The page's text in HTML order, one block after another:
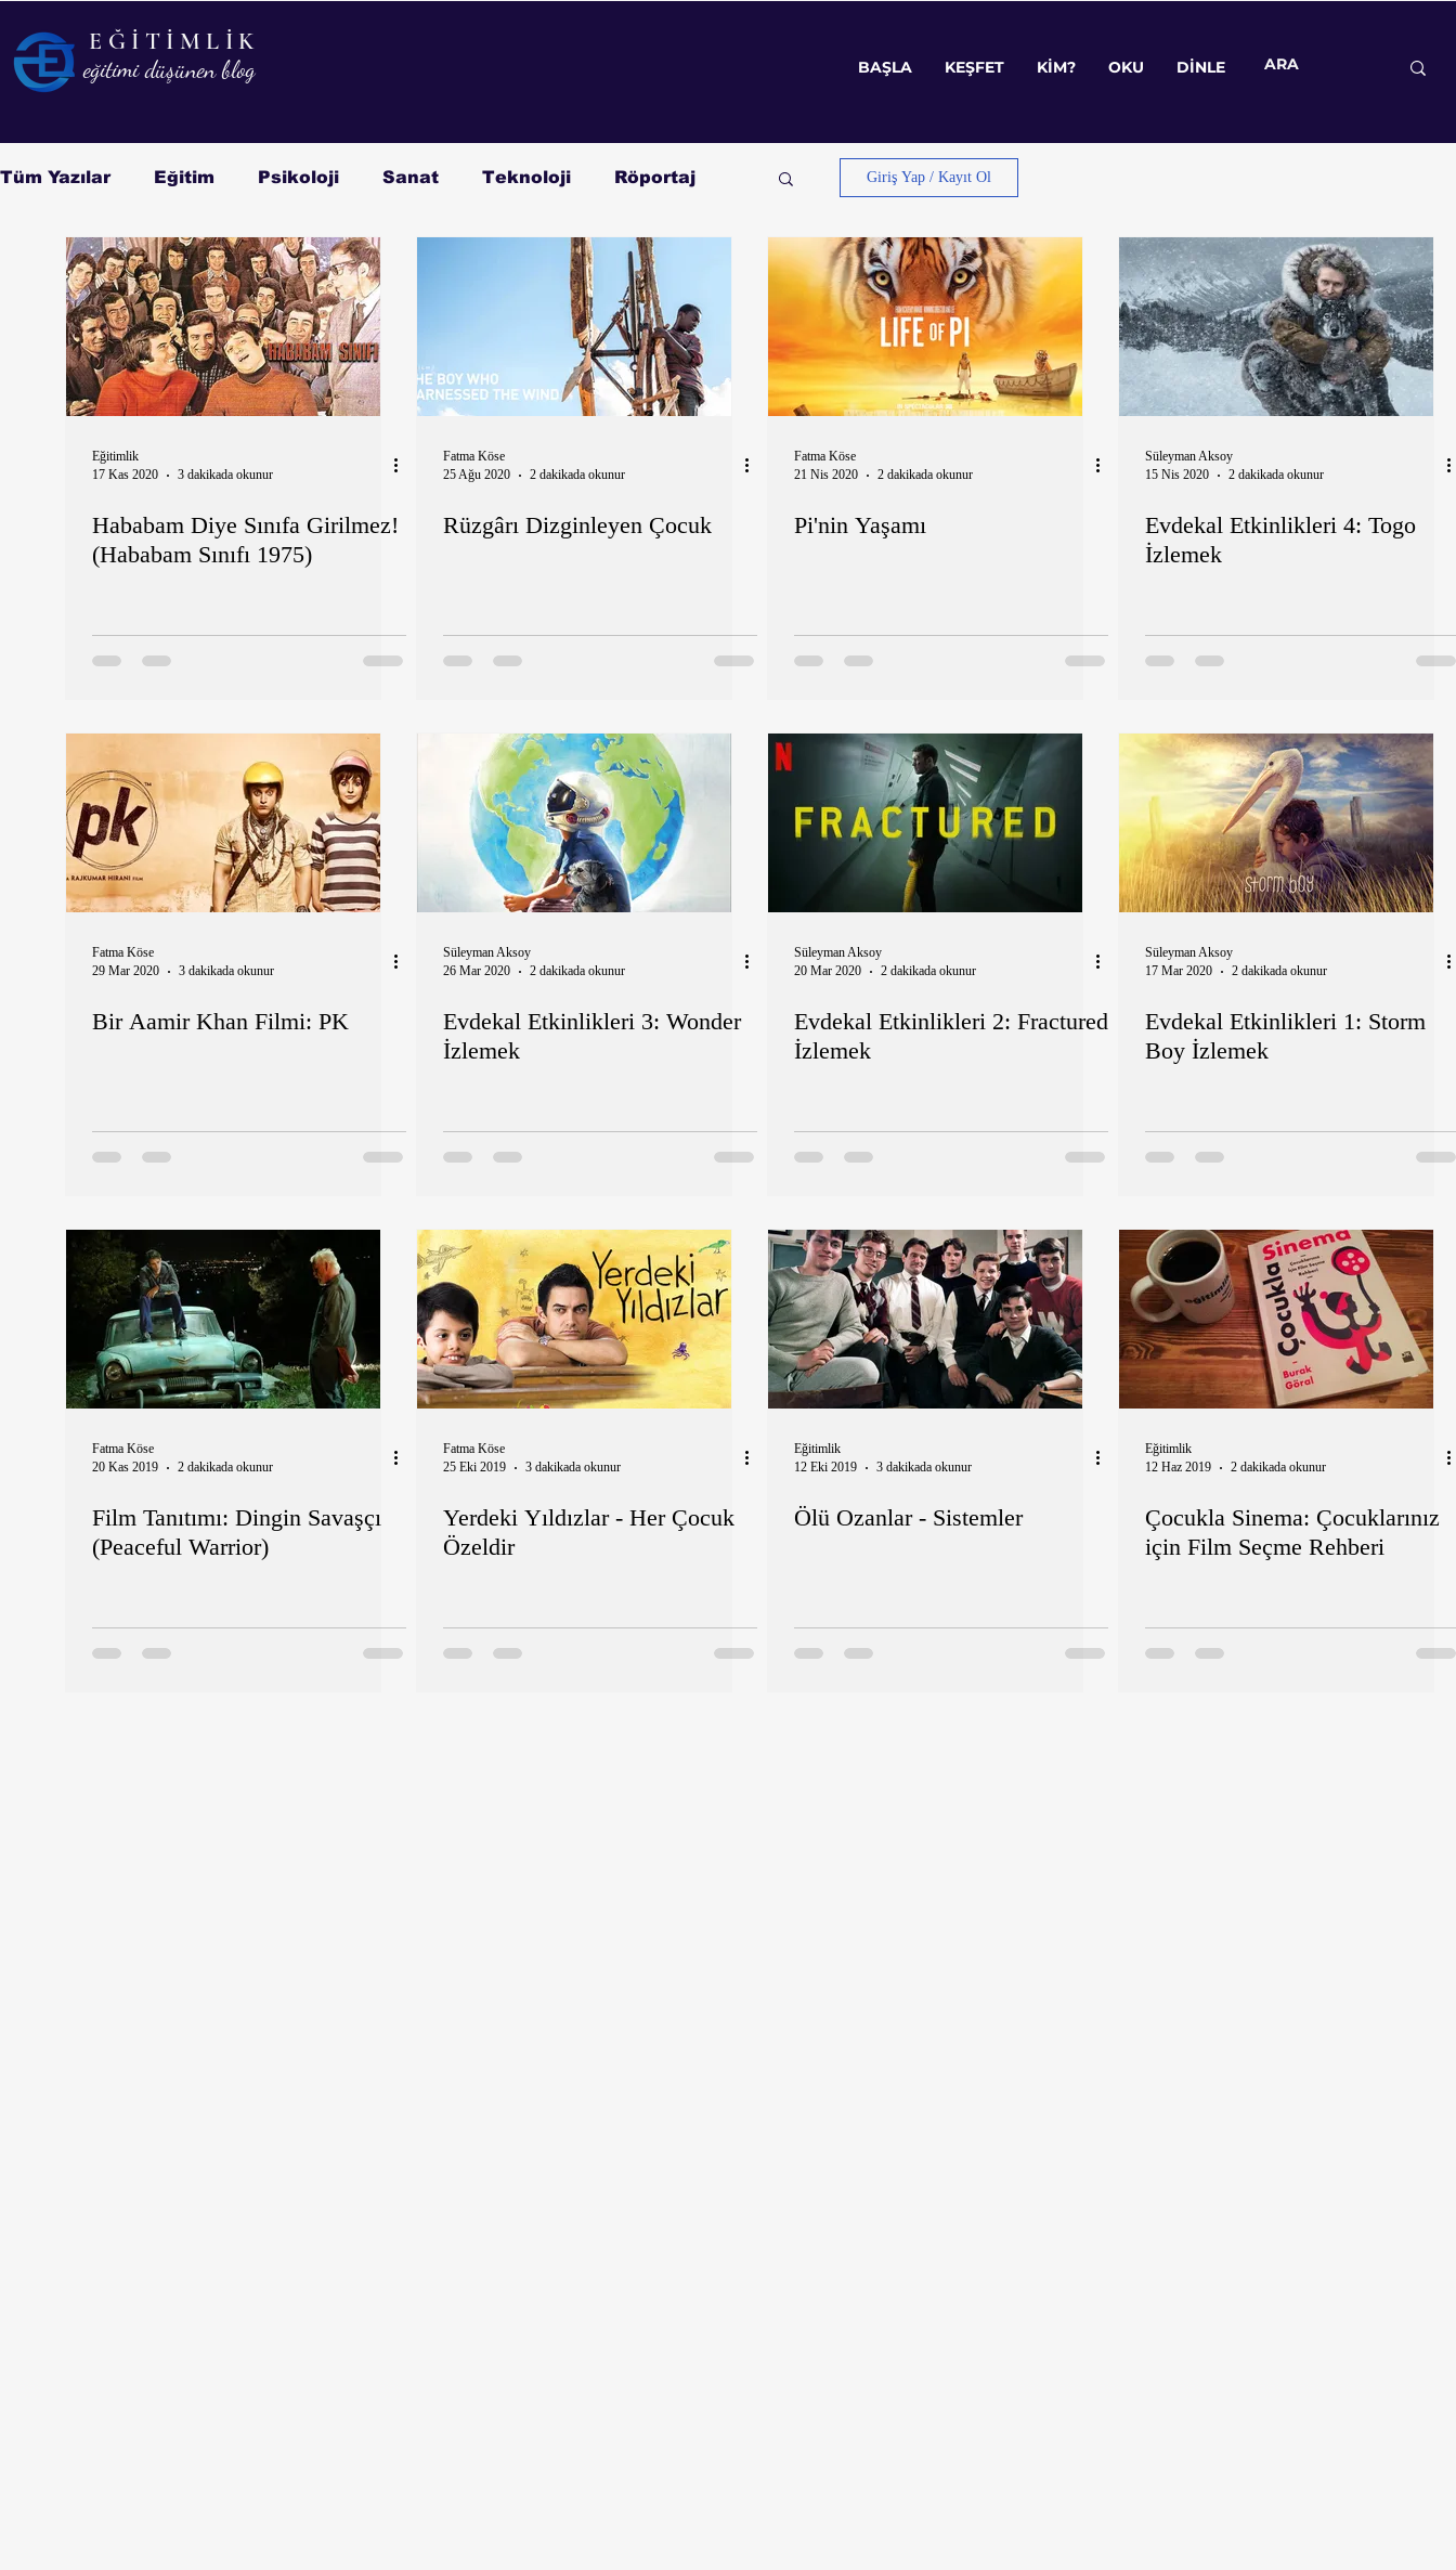
EĞİTİMLİK
eğitimi düşünen blog
BAŞLA KEŞFET KİM? OKU DİNLE
Tüm Yazılar Eğitim Psikoloji Sanat Teknoloji Röportaj
Kitap/Film Biyografi
Giriş Yap / Kayıt Ol
Eğitimlik
17 Kas 2020
3 dakikada okunur
Hababam Diye Sınıfa Girilmez!
(Hababam Sınıfı 1975)
Fatma Köse
25 Ağu 2020
2 dakikada okunur
Rüzgârı Dizginleyen Çocuk
Fatma Köse
21 Nis 2020
2 dakikada okunur
Pi'nin Yaşamı
Süleyman Aksoy
15 Nis 2020
2 dakikada okunur
Evdekal Etkinlikleri 4: Togo
İzlemek
Fatma Köse
29 Mar 2020
3 dakikada okunur
Bir Aamir Khan Filmi: PK
Süleyman Aksoy
26 Mar 2020
2 dakikada okunur
Evdekal Etkinlikleri 3: Wonder
İzlemek
Süleyman Aksoy
20 Mar 2020
2 dakikada okunur
Evdekal Etkinlikleri 2: Fractured
İzlemek
Süleyman Aksoy
17 Mar 2020
2 dakikada okunur
Evdekal Etkinlikleri 1: Storm
Boy İzlemek
Fatma Köse
20 Kas 2019
2 dakikada okunur
Film Tanıtımı: Dingin Savaşçı
(Peaceful Warrior)
Fatma Köse
25 Eki 2019
3 dakikada okunur
Yerdeki Yıldızlar - Her Çocuk
Özeldir
Eğitimlik
12 Eki 2019
3 dakikada okunur
Ölü Ozanlar - Sistemler
Eğitimlik
12 Haz 2019
2 dakikada okunur
Çocukla Sinema: Çocuklarınız
için Film Seçme Rehberi
EĞİTİMLİK
eğitimi düşünen blog
BAŞLA KEŞFET KİM? OKU DİNLE